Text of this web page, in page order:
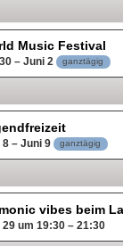
Music Festival
– Juni 2 ganztägig
8 – Juni 9 ganztägig
vibes beim
29 um 19:30 – 21:30